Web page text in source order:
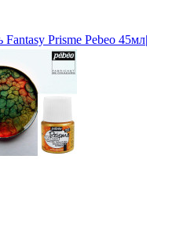
Fantasy Prisme Pebeo 45мл|